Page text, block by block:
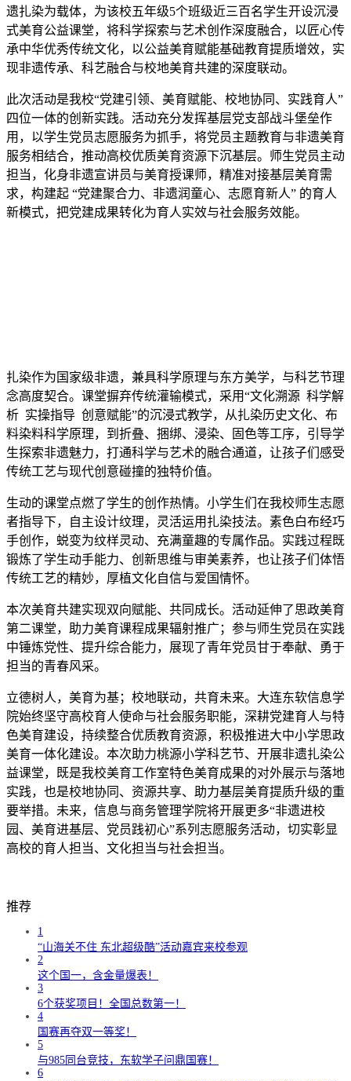
遗扎染为载体，为该校五年级5个班级近三百名学生开设沉浸
式美育公益课堂，将科学探索与艺术创作深度融合，以匠心传
承中华优秀传统文化，以公益美育赋能基础教育提质增效，实
现非遗传承、科艺融合与校地美育共建的深度联动。
此次活动是我校“党建引领、美育赋能、校地协同、实践育人”
四位一体的创新实践。活动充分发挥基层党支部战斗堡垒作
用，以学生党员志愿服务为抓手，将党员主题教育与非遗美育
服务相结合，推动高校优质美育资源下沉基层。师生党员主动
担当，化身非遗宣讲员与美育授课师，精准对接基层美育需
求，构建起 “党建聚合力、非遗润童心、志愿育新人” 的育人
新模式，把党建成果转化为育人实效与社会服务效能。
扎染作为国家级非遗，兼具科学原理与东方美学，与科艺节理
念高度契合。课堂摒弃传统灌输模式，采用“文化溯源 科学解
析 实操指导 创意赋能”的沉浸式教学，从扎染历史文化、布
料染料科学原理，到折叠、捆绑、浸染、固色等工序，引导学
生探索非遗魅力，打通科学与艺术的融合通道，让孩子们感受
传统工艺与现代创意碰撞的独特价值。
生动的课堂点燃了学生的创作热情。小学生们在我校师生志愿
者指导下，自主设计纹理，灵活运用扎染技法。素色白布经巧
手创作，蜕变为纹样灵动、充满童趣的专属作品。实践过程既
锻炼了学生动手能力、创新思维与审美素养，也让孩子们体悟
传统工艺的精妙，厚植文化自信与爱国情怀。
本次美育共建实现双向赋能、共同成长。活动延伸了思政美育
第二课堂，助力美育课程成果辐射推广；参与师生党员在实践
中锤炼党性、提升综合能力，展现了青年党员甘于奉献、勇于
担当的青春风采。
立德树人，美育为基；校地联动，共育未来。大连东软信息学
院始终坚守高校育人使命与社会服务职能，深耕党建育人与特
色美育建设，持续整合优质教育资源，积极推进大中小学思政
美育一体化建设。本次助力桃源小学科艺节、开展非遗扎染公
益课堂，既是我校美育工作室特色美育成果的对外展示与落地
实践，也是校地协同、资源共享、助力基层美育提质升级的重
要举措。未来，信息与商务管理学院将开展更多“非遗进校
园、美育进基层、党员践初心”系列志愿服务活动，切实彰显
高校的育人担当、文化担当与社会担当。
推荐
1
“山海关不住 东北超级酷”活动嘉宾来校参观
2
这个国一，含金量爆表！
3
6个获奖项目！全国总数第一！
4
国赛再夺双一等奖！
5
与985同台竞技，东软学子问鼎国赛！
6